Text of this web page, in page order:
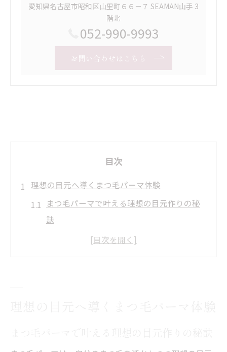
愛知県名古屋市昭和区山里町６６－７ SEAMAN山手 3
階北
052-990-9993
お問い合わせはこちら
目次
理想の目元へ導くまつ毛パーマ体験
まつ毛パーマで叶える理想の目元作りの秘
訣
八事駅周辺でまつ毛パーマが人気な理由と